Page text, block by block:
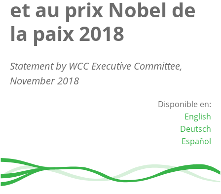
et au prix Nobel de
la paix 2018
Statement by WCC Executive Committee,
November 2018
Disponible en:
English
Deutsch
Español